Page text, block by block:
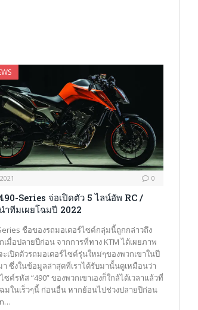
0
Series จ่อเปิดตัว 5 ไลน์อัพ RC /
ำทีมเผยโฉมปี 2022
ชือของรถมอเตอร์ไซค์กลุ่มนี้ถูกกล่าวถึง
เมื่อปลายปีก่อน จากการที่ทาง KTM ได้เผยภาพ
เปิดตัวรถมอเตอร์ไซค์รุ่นใหม่ๆของพวกเขาในปี
า ซึ่งในข้อมูลล่าสุดที่เราได้รับมานั้นดูเหมือนว่า
ซค์รหัส “490” ของพวกเขาเองก็ใกล้ได้เวลาแล้วที่
มในเร็วๆนี้ ก่อนอื่น หากย้อนไปช่วงปลายปีก่อน